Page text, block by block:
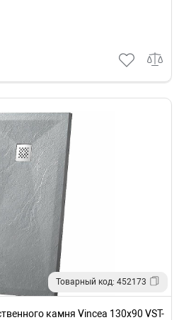
Товарный код: 452173
камня Vincea 130x90 VST-